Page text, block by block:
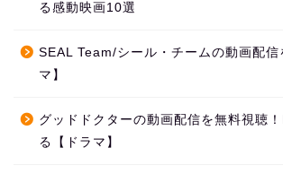
る感動映画10選
SEAL Team/シール・チームの動画配信
マ】
グッドドクターの動画配信を無料視聴
る【ドラマ】